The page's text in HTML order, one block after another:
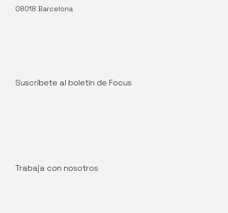
08018 Barcelona
Suscríbete al boletín de Focus
Trabaja con nosotros